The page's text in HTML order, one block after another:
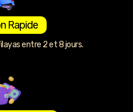
Rapide
entre 2 et 8 jours.